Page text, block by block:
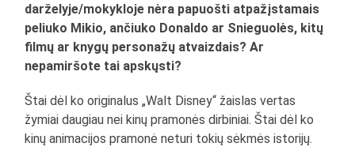
darželyje/mokykloje nėra papuošti atpažįstamais
peliuko Mikio, ančiuko Donaldo ar Snieguolės, kitų
filmų ar knygų personažų atvaizdais? Ar
nepamiršote tai apskųsti?
Štai dėl ko originalus „Walt Disney“ žaislas vertas
žymiai daugiau nei kinų pramonės dirbiniai. Štai dėl ko
kinų animacijos pramonė neturi tokių sėkmės istorijų.